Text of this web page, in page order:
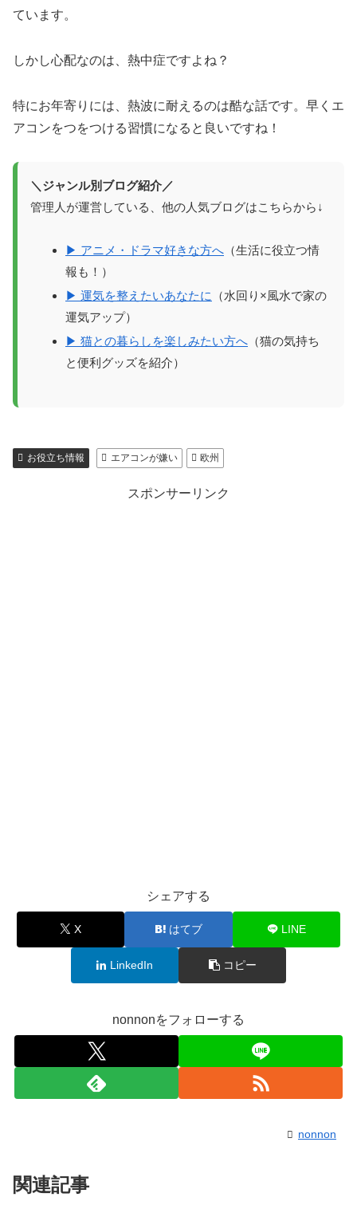
ています。
しかし心配なのは、熱中症ですよね？
特にお年寄りには、熱波に耐えるのは酷な話です。早くエ
アコンをつをつける習慣になると良いですね！
＼ジャンル別ブログ紹介／
管理人が運営している、他の人気ブログはこちらから↓
▶ アニメ・ドラマ好きな方へ （生活に役立つ情
報も！）
▶ 運気を整えたいあなたに
（水回り×風水で家の
運気アップ）
▶ 猫との暮らしを楽しみたい方へ （猫の気持ち
と便利グッズを紹介）
お役立ち情報 エアコンが嫌い 欧州
スポンサーリンク
シェアする
X はてブ LINE
LinkedIn コピー
nonnonをフォローする
nonnon
関連記事